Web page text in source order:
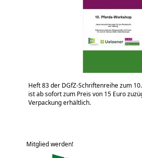
Heft 83 der DGfZ-Schriftenreihe zum
ist ab sofort zum Preis von 15 Euro
Verpackung erhältlich.
Mitglied werden!